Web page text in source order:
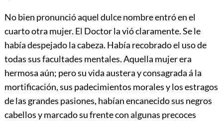
No bien pronunció aquel dulce nombre entró en el
cuarto otra mujer. El Doctor la vió claramente. Se le
había despejado la cabeza. Había recobrado el uso de
todas sus facultades mentales. Aquella mujer era
hermosa aún; pero su vida austera y consagrada á la
mortificación, sus padecimientos morales y los estragos
de las grandes pasiones, habían encanecido sus negros
cabellos y marcado su frente con algunas precoces